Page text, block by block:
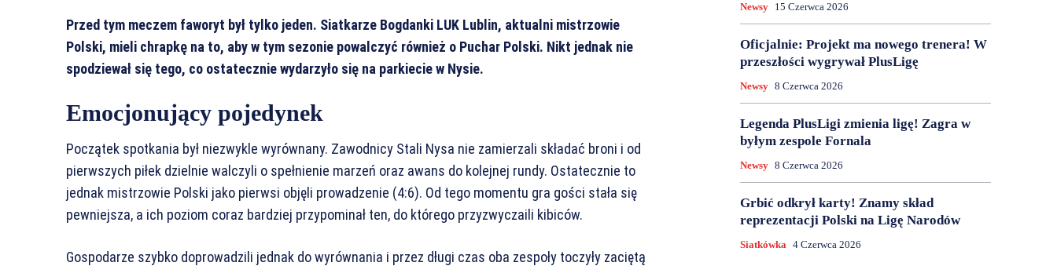
Przed tym meczem faworyt był tylko jeden. Siatkarze Bogdanki LUK Lublin, aktualni mistrzowie
Polski, mieli chrapkę na to, aby w tym sezonie powalczyć również o Puchar Polski. Nikt jednak nie
spodziewał się tego, co ostatecznie wydarzyło się na parkiecie w Nysie.
Emocjonujący pojedynek
Początek spotkania był niezwykle wyrównany. Zawodnicy Stali Nysa nie zamierzali składać broni i od
pierwszych piłek dzielnie walczyli o spełnienie marzeń oraz awans do kolejnej rundy. Ostatecznie to
jednak mistrzowie Polski jako pierwsi objęli prowadzenie (4:6). Od tego momentu gra gości stała się
pewniejsza, a ich poziom coraz bardziej przypominał ten, do którego przyzwyczaili kibiców.
Gospodarze szybko doprowadzili jednak do wyrównania i przez długi czas oba zespoły toczyły zaciętą
Newsy 15 Czerwca 2026
Oficjalnie: Projekt ma nowego trenera! W
przeszłości wygrywał PlusLigę
Newsy 8 Czerwca 2026
Legenda PlusLigi zmienia ligę! Zagra w
byłym zespole Fornala
Newsy 8 Czerwca 2026
Grbić odkrył karty! Znamy skład
reprezentacji Polski na Ligę Narodów
Siatkówka 4 Czerwca 2026